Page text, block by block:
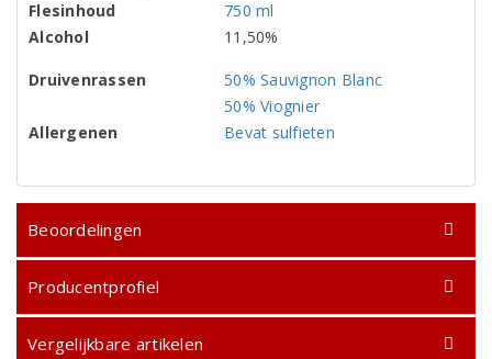
Flesinhoud
750 ml
Alcohol
11,50%
Druivenrassen
50% Sauvignon Blanc
50% Viognier
Allergenen
Bevat sulfieten
Beoordelingen
Producentprofiel
Vergelijkbare artikelen